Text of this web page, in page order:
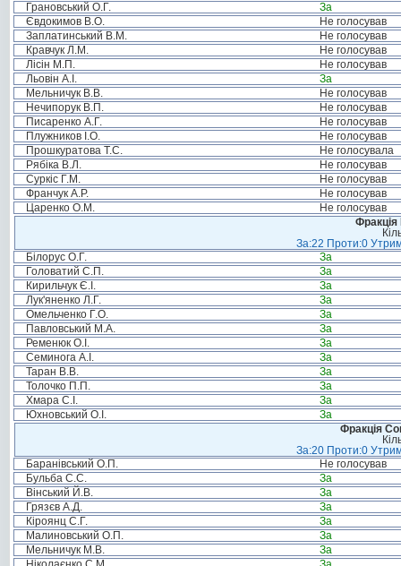
Грановський О.Г.
За
Євдокимов В.О.
Не голосував
Заплатинський В.М.
Не голосував
Кравчук Л.М.
Не голосував
Лісін М.П.
Не голосував
Льовін А.І.
За
Мельничук В.В.
Не голосував
Нечипорук В.П.
Не голосував
Писаренко А.Г.
Не голосував
Плужников І.О.
Не голосував
Прошкуратова Т.С.
Не голосувала
Рябіка В.Л.
Не голосував
Суркіс Г.М.
Не голосував
Франчук А.Р.
Не голосував
Царенко О.М.
Не голосував
За:22 Проти:0
Білорус О.Г.
За
Головатий С.П.
За
Кирильчук Є.І.
За
Лук'яненко Л.Г.
За
Омельченко Г.О.
За
Павловський М.А.
За
Ременюк О.І.
За
Семинога А.І.
За
Таран В.В.
За
Толочко П.П.
За
Хмара С.І.
За
Юхновський О.І.
За
Фракція
За:20 Проти:0
Баранівський О.П.
Не голосував
Бульба С.С.
За
Вінський Й.В.
За
Грязєв А.Д.
За
Кіроянц С.Г.
За
Малиновський О.П.
За
Мельничук М.В.
За